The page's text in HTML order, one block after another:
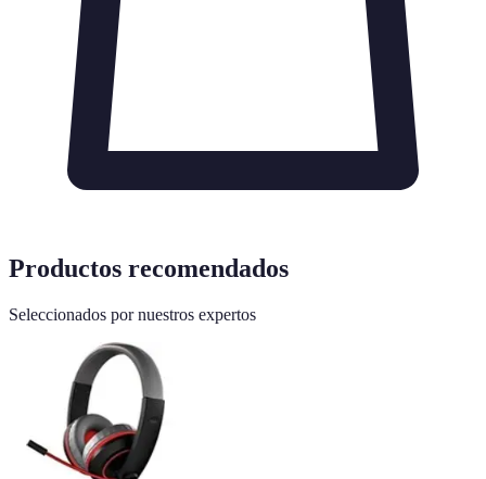
Productos recomendados
Seleccionados por nuestros expertos